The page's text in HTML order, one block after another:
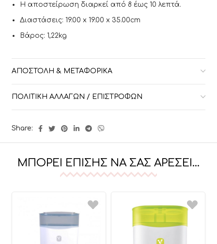
Η αποστείρωση διαρκεί από 8 έως 10 λεπτά.
Διαστάσεις: 19.00 x 19.00 x 35.00cm
Βάρος: 1,22kg
ΑΠΟΣΤΟΛΉ & ΜΕΤΑΦΟΡΙΚΆ
ΠΟΛΙΤΙΚΉ ΑΛΛΑΓΏΝ / ΕΠΙΣΤΡΟΦΏΝ
Share:
ΜΠΟΡΕΊ ΕΠΊΣΗΣ ΝΑ ΣΑΣ ΑΡΈΣΕΙ…